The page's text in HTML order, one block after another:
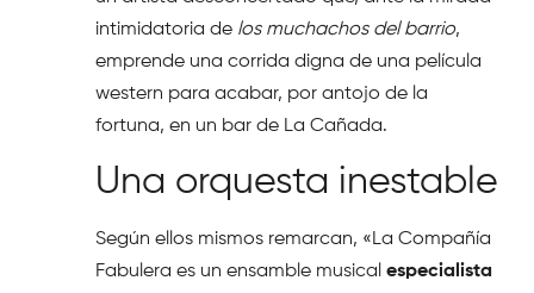
intimidatoria de los muchachos del barrio,
emprende una corrida digna de una película
western para acabar, por antojo de la
fortuna, en un bar de La Cañada.
Una orquesta inestable
Según ellos mismos remarcan, «La Compañía
Fabulera es un ensamble musical especialista